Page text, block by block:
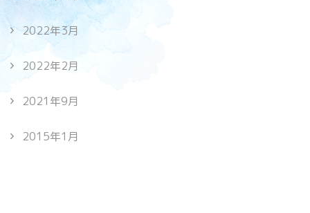
2022年3月
2022年2月
2021年9月
2015年1月